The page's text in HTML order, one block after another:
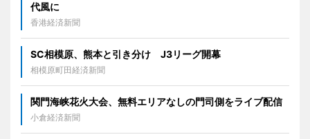
代風に
香港経済新聞
SC相模原、熊本と引き分け J3リーグ開幕
相模原町田経済新聞
関門海峡花火大会、無料エリアなしの門司側をライブ配信
小倉経済新聞